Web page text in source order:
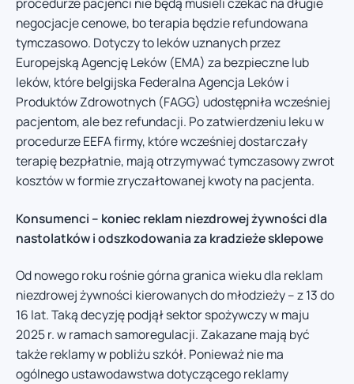
negocjacje cenowe, bo terapia będzie refundowana
tymczasowo. Dotyczy to leków uznanych przez
Europejską Agencję Leków (EMA) za bezpieczne lub
leków, które belgijska Federalna Agencja Leków i
Produktów Zdrowotnych (FAGG) udostępniła wcześniej
pacjentom, ale bez refundacji. Po zatwierdzeniu leku w
procedurze EEFA firmy, które wcześniej dostarczały
terapię bezpłatnie, mają otrzymywać tymczasowy zwrot
kosztów w formie zryczałtowanej kwoty na pacjenta.
Konsumenci – koniec reklam niezdrowej żywności dla
nastolatków i odszkodowania za kradzieże sklepowe
Od nowego roku rośnie górna granica wieku dla reklam
niezdrowej żywności kierowanych do młodzieży – z 13 do
16 lat. Taką decyzję podjął sektor spożywczy w maju
2025 r. w ramach samoregulacji. Zakazane mają być
także reklamy w pobliżu szkół. Ponieważ nie ma
ogólnego ustawodawstwa dotyczącego reklamy